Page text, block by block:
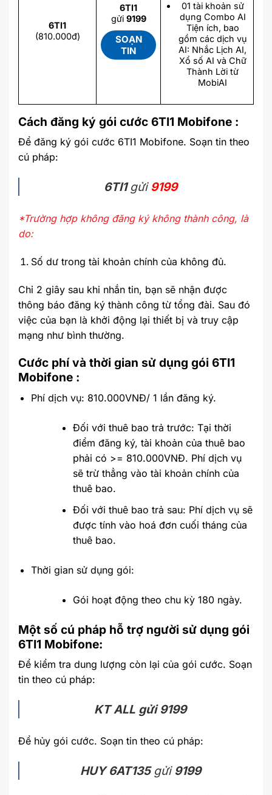
6TI1
(810.000đ)
6TI1
gửi 9199
SOẠN
TIN
01 tài khoản sử
dụng Combo AI
Tiện ích, bao
gồm các dịch vụ
AI: Nhắc Lịch AI,
Xổ số AI và Chữ
Thành Lời từ
MobiAI
Cách đăng ký gói cước 6TI1 Mobifone :
Để đăng ký gói cước 6TI1 Mobifone. Soạn tin theo
cú pháp:
6TI1gửi 9199
*Trường hợp không đăng ký không thành công, là
do:
Số dư trong tài khoản chính của không đủ.
Chỉ 2 giây sau khi nhắn tin, bạn sẽ nhận được
thông báo đăng ký thành công từ tổng đài. Sau đó
việc của bạn là khởi động lại thiết bị và truy cập
mạng như bình thường.
Cước phí và thời gian sử dụng gói 6TI1
Mobifone :
Phí dịch vụ: 810.000VNĐ/ 1 lần đăng ký.
Đối với thuê bao trả trước: Tại thời
điểm đăng ký, tài khoản của thuê bao
phải có >= 810.000VNĐ. Phí dịch vụ
sẽ trừ thẳng vào tài khoản chính của
thuê bao.
Đối với thuê bao trả sau: Phí dịch vụ sẽ
được tính vào hoá đơn cuối tháng của
thuê bao.
Thời gian sử dụng gói:
Gói hoạt động theo chu kỳ 180 ngày.
Một số cú pháp hỗ trợ người sử dụng gói
6TI1 Mobifone:
Để kiểm tra dung lượng còn lại của gói cước. Soạn
tin theo cú pháp:
KT ALL gửi 9199
Để hủy gói cước. Soạn tin theo cú pháp:
HUY 6AT135 gửi 9199